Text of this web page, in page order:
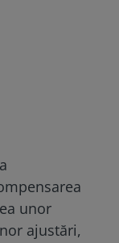
unor
ajustări,